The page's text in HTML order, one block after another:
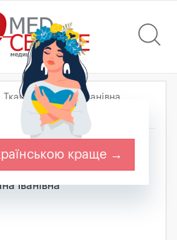
Ткачук Світлана Іванівна
краще →